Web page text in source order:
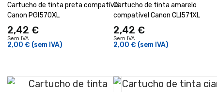
Cartucho de tinta preta compatível
Canon PGI570XL
2,42 €
Sem IVA
2,00 € (sem IVA)
Cartucho de tinta amarelo
compatível Canon CLI571XL
2,42 €
Sem IVA
2,00 € (sem IVA)